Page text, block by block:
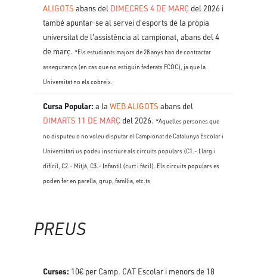
ALIGOTS abans del DIMECRES 4 DE MARÇ del 2026 i
també apuntar-se al servei d'esports de la pròpia
universitat de l'assistència al campionat, abans del 4
de març.*Els estudiants majors de 28 anys han de contractar
assegurança (en cas que no estiguin federats FCOC), ja que la
Universitat no els cobreix.
Cursa Popular:a laWEB ALIGOTS abans del
DIMARTS 11 DE MARÇ del 2026.*Aquelles persones que
no disputeu o no voleu disputar el Campionat de Catalunya Escolar i
Universitari us podeu inscriure als circuits populars (C1.- Llarg i
difícil, C2.- Mitjà, C3.- Infantil (curt i fàcil). Els circuits populars es
poden fer en parella, grup, família, etc.ts
PREUS
Curses: 10€ per Camp. CAT Escolar i menors de 18